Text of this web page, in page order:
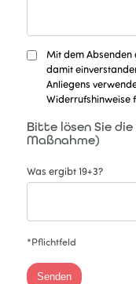
Mit dem Absenden
damit
Anliegens
Widerrufshinweise
Bitte lösen Sie
Maßnahme)
Was ergibt 19+3?
*Pflichtfeld